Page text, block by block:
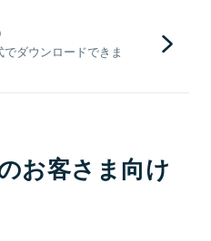
ダウンロードできま
お客さま向け